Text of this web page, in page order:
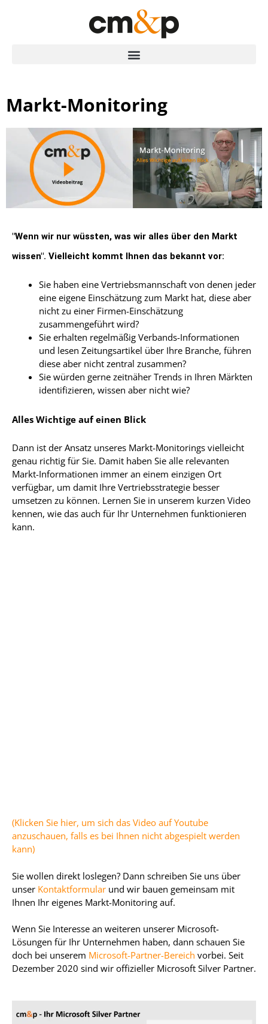
Markt-Monitoring
"Wenn wir nur wüssten, was wir alles über den Markt
wissen". Vielleicht kommt Ihnen das bekannt vor:
Sie haben eine Vertriebsmannschaft von denen jeder
eine eigene Einschätzung zum Markt hat, diese aber
nicht zu einer Firmen-Einschätzung
zusammengeführt wird?
Sie erhalten regelmäßig Verbands-Informationen
und lesen Zeitungsartikel über Ihre Branche, führen
diese aber nicht zentral zusammen?
Sie würden gerne zeitnäher Trends in Ihren Märkten
identifizieren, wissen aber nicht wie?
Alles Wichtige auf einen Blick
Dann ist der Ansatz unseres Markt-Monitorings vielleicht
genau richtig für Sie. Damit haben Sie alle relevanten
Markt-Informationen immer an einem einzigen Ort
verfügbar, um damit Ihre Vertriebsstrategie besser
umsetzen zu können. Lernen Sie in unserem kurzen Video
kennen, wie das auch für Ihr Unternehmen funktionieren
kann.
(Klicken Sie hier, um sich das Video auf Youtube
anzuschauen, falls es bei Ihnen nicht abgespielt werden
kann)
Sie wollen direkt loslegen? Dann schreiben Sie uns über
unser Kontaktformular und wir bauen gemeinsam mit
Ihnen Ihr eigenes Markt-Monitoring auf.
Wenn Sie Interesse an weiteren unserer Microsoft-
Lösungen für Ihr Unternehmen haben, dann schauen Sie
doch bei unserem Microsoft-Partner-Bereich vorbei. Seit
Dezember 2020 sind wir offizieller Microsoft Silver Partner.